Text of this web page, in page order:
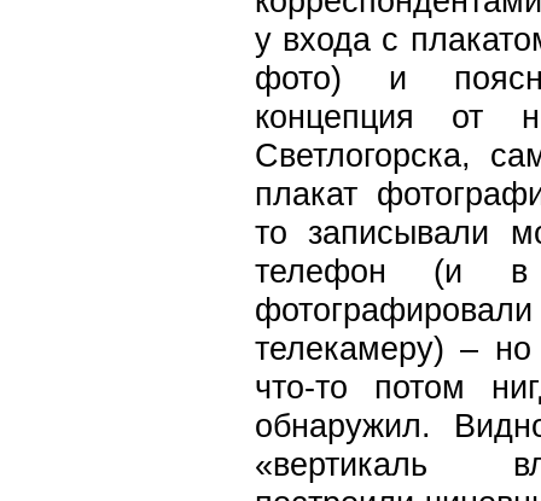
у входа с
фото) и
концепция от
Светлогорска,
плакат
то записывали
телефон (и в
телекамеру) – но
что-то потом
обнаружил.
«вертикаль